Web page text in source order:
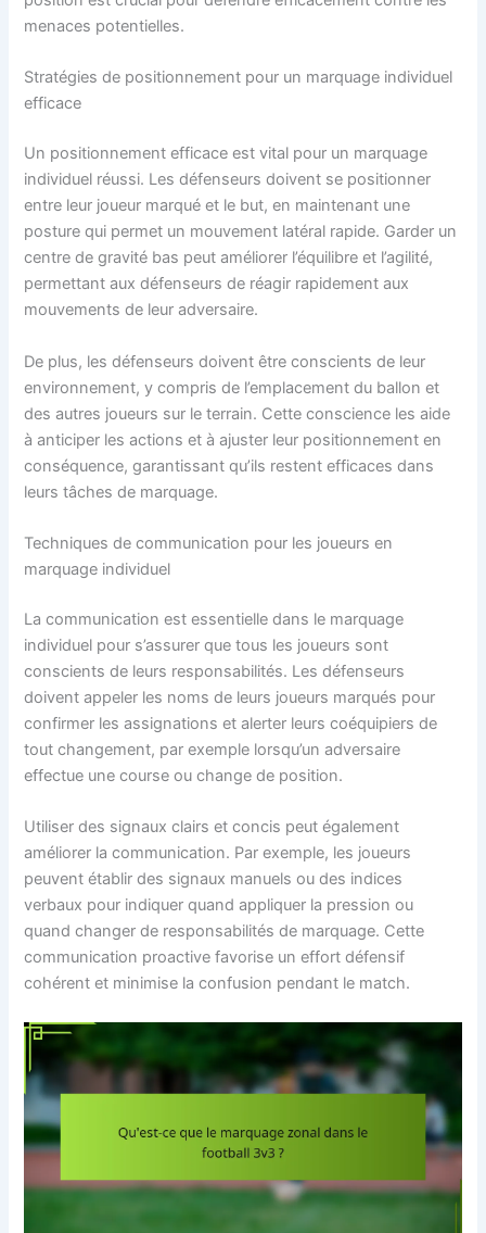
menaces potentielles.
Stratégies de positionnement pour un marquage individuel
efficace
Un positionnement efficace est vital pour un marquage
individuel réussi. Les défenseurs doivent se positionner
entre leur joueur marqué et le but, en maintenant une
posture qui permet un mouvement latéral rapide. Garder un
centre de gravité bas peut améliorer l’équilibre et l’agilité,
permettant aux défenseurs de réagir rapidement aux
mouvements de leur adversaire.
De plus, les défenseurs doivent être conscients de leur
environnement, y compris de l’emplacement du ballon et
des autres joueurs sur le terrain. Cette conscience les aide
à anticiper les actions et à ajuster leur positionnement en
conséquence, garantissant qu’ils restent efficaces dans
leurs tâches de marquage.
Techniques de communication pour les joueurs en
marquage individuel
La communication est essentielle dans le marquage
individuel pour s’assurer que tous les joueurs sont
conscients de leurs responsabilités. Les défenseurs
doivent appeler les noms de leurs joueurs marqués pour
confirmer les assignations et alerter leurs coéquipiers de
tout changement, par exemple lorsqu’un adversaire
effectue une course ou change de position.
Utiliser des signaux clairs et concis peut également
améliorer la communication. Par exemple, les joueurs
peuvent établir des signaux manuels ou des indices
verbaux pour indiquer quand appliquer la pression ou
quand changer de responsabilités de marquage. Cette
communication proactive favorise un effort défensif
cohérent et minimise la confusion pendant le match.